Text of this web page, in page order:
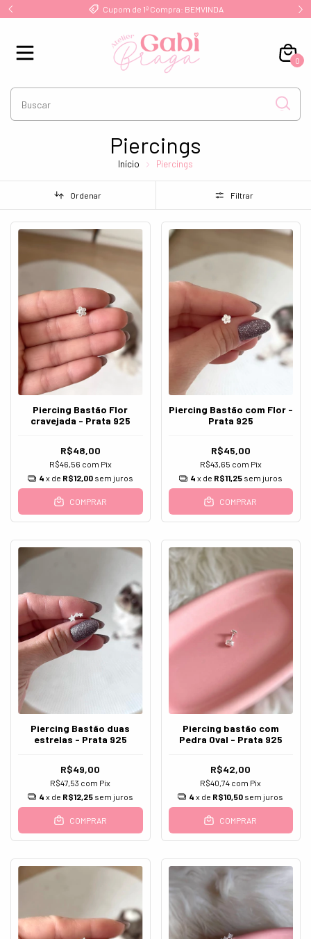
Frete Grátis a partir de R$ 249 para Sul/Sudeste
0
Piercings
Início Piercings
Ordenar Filtrar
Piercing Bastão Flor
cravejada - Prata 925
R$48,00
R$46,56 com Pix
4 x de R$12,00 sem juros
COMPRAR
Piercing Bastão com Flor -
Prata 925
R$45,00
R$43,65 com Pix
4 x de R$11,25 sem juros
COMPRAR
Piercing Bastão duas
estrelas - Prata 925
R$49,00
R$47,53 com Pix
4 x de R$12,25 sem juros
COMPRAR
Piercing bastão com
Pedra Oval - Prata 925
R$42,00
R$40,74 com Pix
4 x de R$10,50 sem juros
COMPRAR